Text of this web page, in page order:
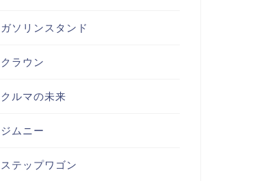
ガソリンスタンド
クラウン
クルマの未来
ジムニー
ステップワゴン